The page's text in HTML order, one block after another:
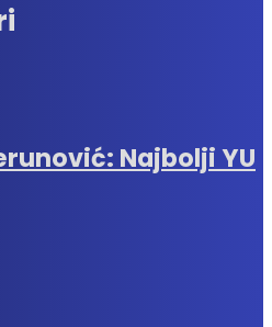
Najbolji YU